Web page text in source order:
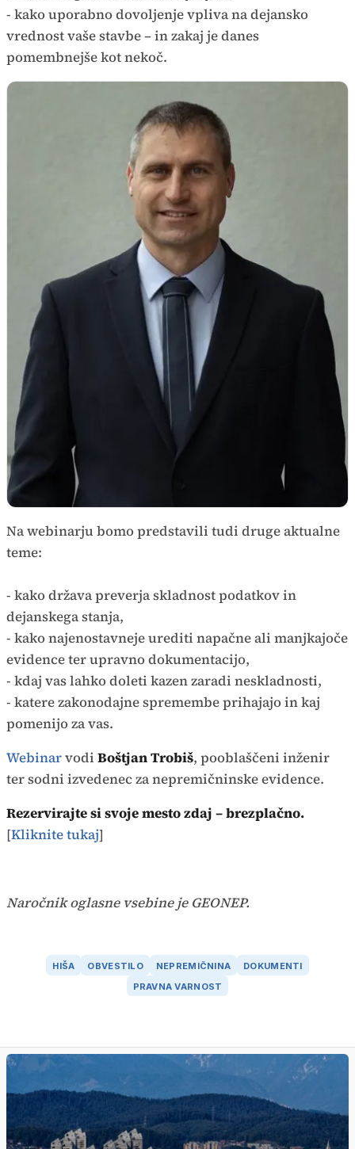
- kako uporabno dovoljenje vpliva na dejansko
vrednost vaše stavbe – in zakaj je danes
pomembnejše kot nekoč.
Na webinarju bomo predstavili tudi druge aktualne
teme:
- kako država preverja skladnost podatkov in
dejanskega stanja,
- kako najenostavneje urediti napačne ali manjkajoče
evidence ter upravno dokumentacijo,
- kdaj vas lahko doleti kazen zaradi neskladnosti,
- katere zakonodajne spremembe prihajajo in kaj
pomenijo za vas.
Webinarvodi Boštjan Trobiš, pooblaščeni inženir
ter sodni izvedenec za nepremičninske evidence.
Rezervirajte si svoje mesto zdaj – brezplačno.
[Kliknite tukaj]
Naročnik oglasne vsebine je GEONEP.
HIŠA OBVESTILO NEPREMIČNINA
DOKUMENTI
PRAVNA VARNOST